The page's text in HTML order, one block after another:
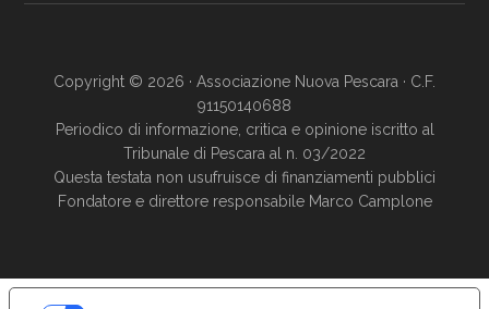
Copyright © 2026 · Associazione Nuova Pescara · C.F.
91150140688
Periodico di informazione, critica e opinione iscritto al
Tribunale di Pescara al n. 03/2022
Questa testata non usufruisce di finanziamenti pubblici
Fondatore e direttore responsabile Marco Camplone